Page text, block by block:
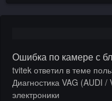
Ошибка по камере с
tvitek ответил в теме
Диагностика VAG (AUDI
электроники